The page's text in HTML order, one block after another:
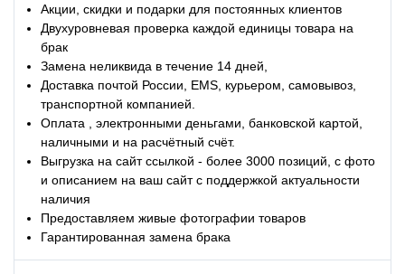
Акции, скидки и подарки для постоянных клиентов
Двухуровневая проверка каждой единицы товара на
брак
Замена неликвида в течение 14 дней,
Доставка почтой России, EMS, курьером, самовывоз,
транспортной компанией.
Оплата , электронными деньгами, банковской картой,
наличными и на расчётный счёт.
Выгрузка на сайт ссылкой - более 3000 позиций, с фото
и описанием на ваш сайт с поддержкой актуальности
наличия
Предоставляем живые фотографии товаров
Гарантированная замена брака